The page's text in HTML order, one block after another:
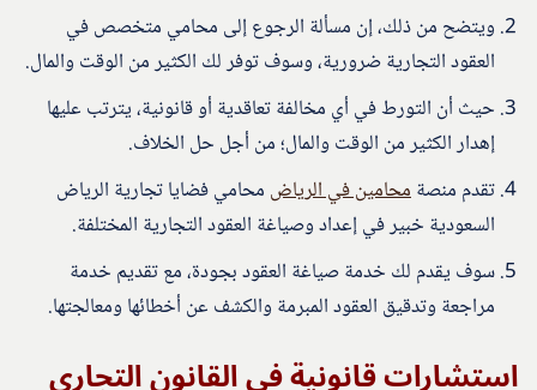
ويتضح من ذلك، إن مسألة الرجوع إلى محامي متخصص في
العقود التجارية ضرورية، وسوف توفر لك الكثير من الوقت والمال.
حيث أن التورط في أي مخالفة تعاقدية أو قانونية، يترتب عليها
إهدار الكثير من الوقت والمال؛ من أجل حل الخلاف.
تقدم منصةمحامين في الرياض محامي فضايا تجارية الرياض
السعودية خبير في إعداد وصياغة العقود التجارية المختلفة.
سوف يقدم لك خدمة صياغة العقود بجودة، مع تقديم خدمة
مراجعة وتدقيق العقود المبرمة والكشف عن أخطائها ومعالجتها.
استشارات قانونية في القانون التجاري